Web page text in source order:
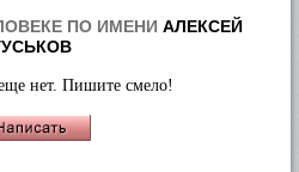
ПО ИМЕНИ АЛЕКСЕЙ
нет. Пишите смело!